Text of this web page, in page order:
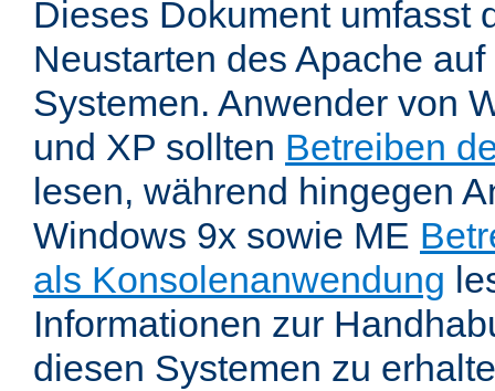
Dieses Dokument umfasst
Neustarten des Apache
Systemen. Anwender von
und XP sollten Betreiben
lesen, während hingegen
Windows 9x sowie ME
als Konsolenanwendung
Informationen zur
diesen Systemen zu